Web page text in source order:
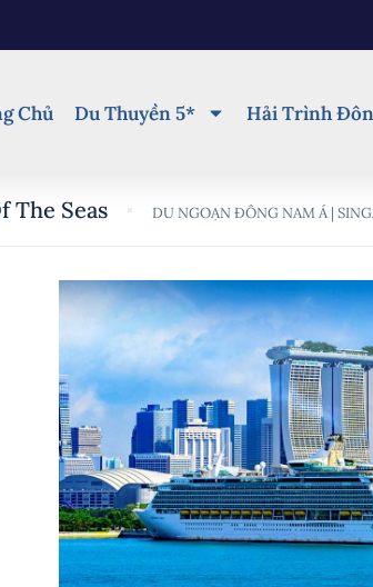
Chủ Du Thuyền 5* Hải Trình
The Seas DU NGOẠN ĐÔNG NAM Á |